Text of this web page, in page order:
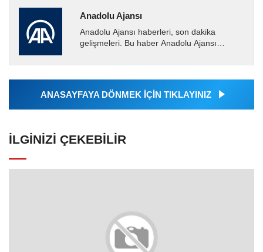
Anadolu Ajansı
Anadolu Ajansı haberleri, son dakika
gelişmeleri. Bu haber Anadolu Ajansı
tarafından geçilen tüm...
ANASAYFAYA DÖNMEK İÇİN TIKLAYINIZ
İLGINIZI ÇEKEBILIR